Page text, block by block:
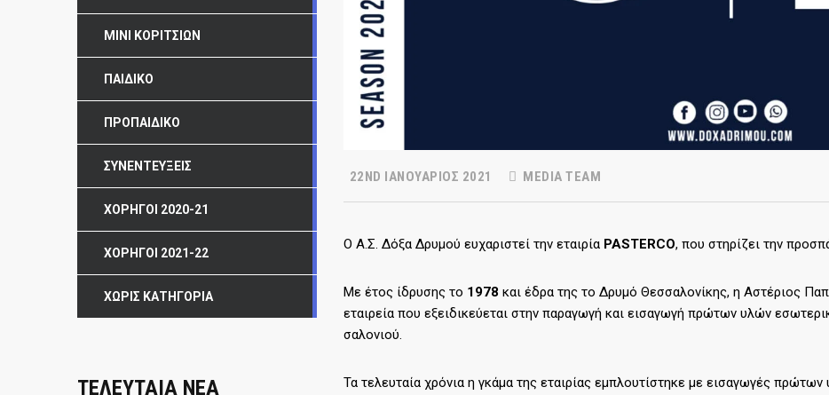
22ND ΙΑΝΟΥΆΡΙΟΣ 2021 MEDIA TEAM
Ο Α.Σ. Δόξα Δρυμού ευχαριστεί την εταιρία PASTERCO, που στηρίζει την
Με έτος ίδρυσης το 1978 και έδρα της το Δρυμό Θεσσαλονίκης, η Αστέριος
εταιρεία που εξειδικεύεται στην παραγωγή και εισαγωγή πρώτων υλών
σαλονιού.
Τα τελευταία χρόνια η γκάμα της εταιρίας εμπλουτίστηκε με εισαγωγές
ΜΊΝΙ ΚΟΡΙΤΣΙΏΝ
ΠΑΙΔΙΚΌ
ΠΡΟΠΑΙΔΙΚΌ
ΣΥΝΕΝΤΕΎΞΕΙΣ
ΧΟΡΗΓΟΊ 2020-21
ΧΟΡΗΓΟΊ 2021-22
ΧΩΡΊΣ ΚΑΤΗΓΟΡΊΑ
ΤΕΛΕΥΤΑΙΑ ΝΕΑ